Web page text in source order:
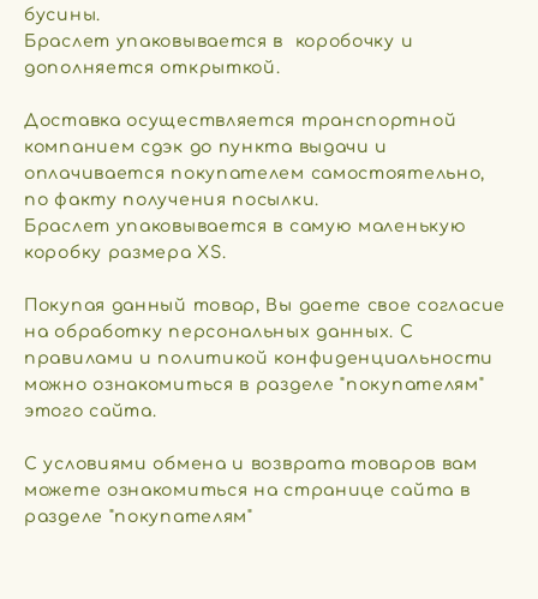
бусины.
Браслет упаковывается в коробочку и
дополняется открыткой.
Доставка осуществляется транспортной
компанием сдэк до пункта выдачи и
оплачивается покупателем самостоятельно,
по факту получения посылки.
​Браслет упаковывается в самую маленькую
коробку размера XS.
​Покупая данный товар, Вы даете свое согласие
на обработку персональных данных. С
правилами и политикой конфиденциальности
можно ознакомиться в разделе "покупателям"
этого сайта.
С условиями обмена и возврата товаров вам
можете ознакомиться на странице сайта в
разделе "покупателям"